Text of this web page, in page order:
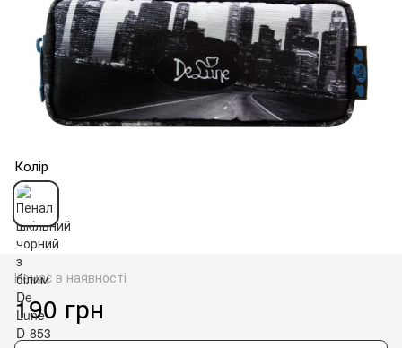
Колір
Немає в наявності
190 грн